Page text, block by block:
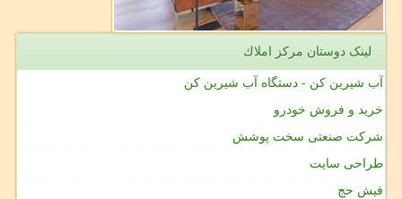
لینک دوستان مركز املاك
آب شیرین کن - دستگاه آب شیرین کن
خرید و فروش خودرو
شرکت صنعتی سخت پوشش
طراحی سایت
فیش حج